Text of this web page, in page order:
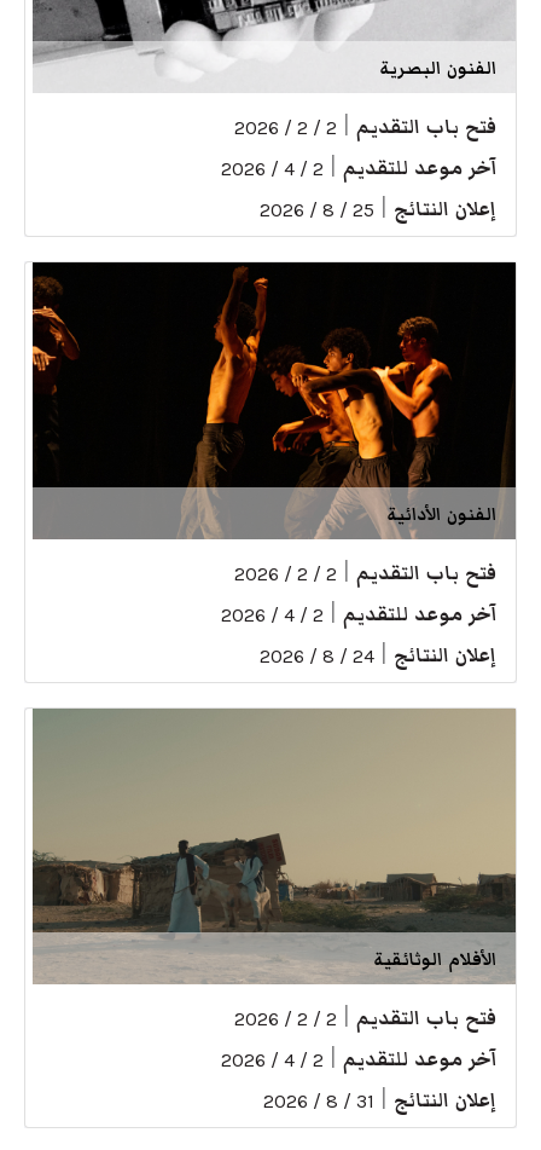
الفنون البصرية
فتح باب التقديم 2 / 2 / 2026
آخر موعد للتقديم 2 / 4 / 2026
إعلان النتائج 25 / 8 / 2026
الفنون الأدائية
فتح باب التقديم 2 / 2 / 2026
آخر موعد للتقديم 2 / 4 / 2026
إعلان النتائج 24 / 8 / 2026
الأفلام الوثائقية
فتح باب التقديم 2 / 2 / 2026
آخر موعد للتقديم 2 / 4 / 2026
إعلان النتائج 31 / 8 / 2026